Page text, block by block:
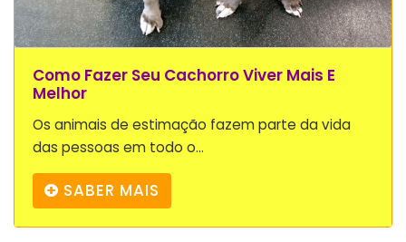
Como Fazer Seu Cachorro Viver Mais E
Melhor
Os animais de estimação fazem parte da vida
das pessoas em todo o...
SABER MAIS